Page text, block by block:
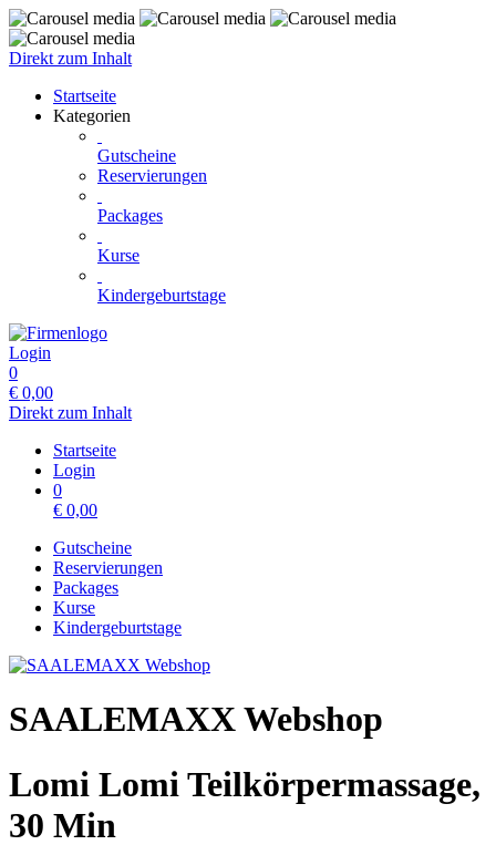
Direkt zum Inhalt
Startseite
Kategorien
Gutscheine
Reservierungen
Packages
Kurse
Kindergeburtstage
Login
0
€ 0,00
Direkt zum Inhalt
Startseite
Login
0
€ 0,00
Gutscheine
Reservierungen
Packages
Kurse
Kindergeburtstage
SAALEMAXX Webshop
Lomi Lomi Teilkörpermassage,
30 Min